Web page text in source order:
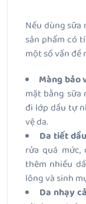
Nếu dùng sữa
sản phẩm có
một số vấn đề
Màng bảo
mặt bằng
đi lớp dầu tự
vệ da.
Da tiết
rửa quá
thêm nhiều
lông và sinh
Da nhạy